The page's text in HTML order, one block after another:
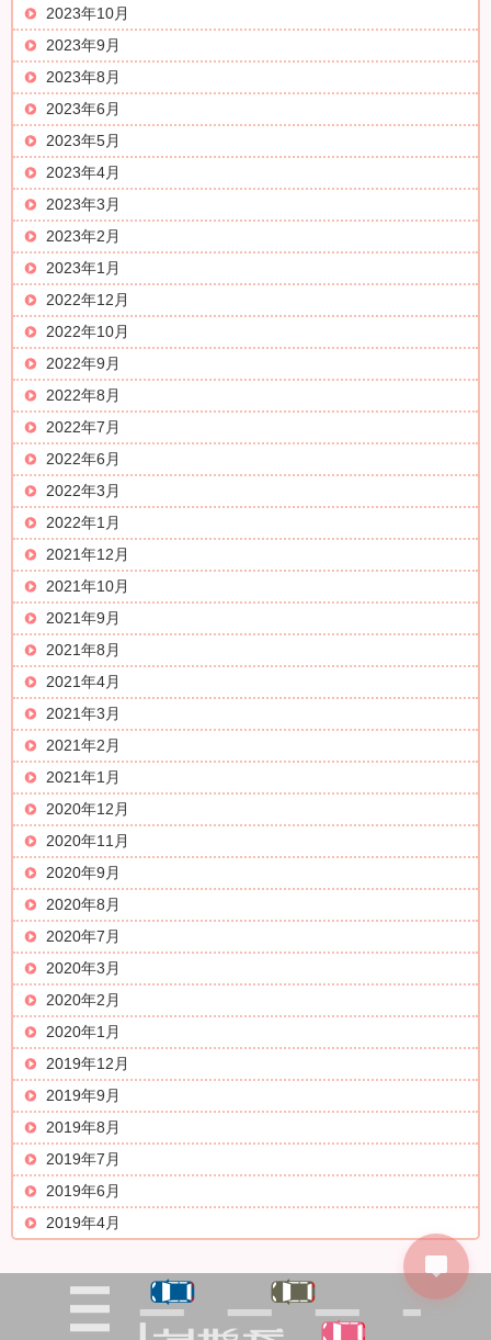
2023年10月
2023年9月
2023年8月
2023年6月
2023年5月
2023年4月
2023年3月
2023年2月
2023年1月
2022年12月
2022年10月
2022年9月
2022年8月
2022年7月
2022年6月
2022年3月
2022年1月
2021年12月
2021年10月
2021年9月
2021年8月
2021年4月
2021年3月
2021年2月
2021年1月
2020年12月
2020年11月
2020年9月
2020年8月
2020年7月
2020年3月
2020年2月
2020年1月
2019年12月
2019年9月
2019年8月
2019年7月
2019年6月
2019年4月